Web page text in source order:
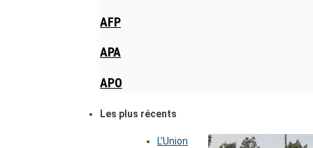
AFP
APA
APO
Les plus récents
L’Union